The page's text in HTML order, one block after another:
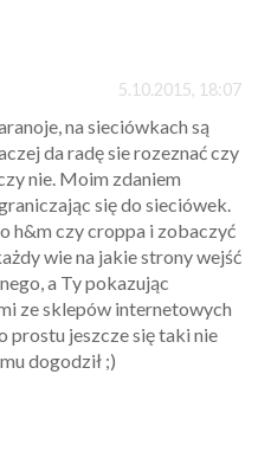
5.10.2015, 18:07
na sieciówkach są
da radę sie rozeznać czy
nie. Moim zdaniem
się do sieciówek.
h&m czy croppa i zobaczyć
wie na jakie strony wejść
a Ty pokazując
ze sklepów internetowych
prostu jeszcze się taki nie
dogodził ;)